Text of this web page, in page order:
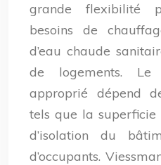
grande flexibilité
besoins de
d’eau chaude
de logements.
approprié dépend
tels que la
d’isolation du
d’occupants.